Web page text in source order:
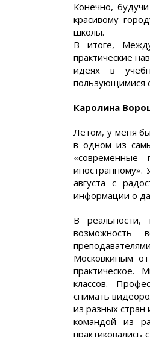
Конечно,
красивому
школы.
В итоге,
практические
идеях в
пользующимися
Каролина
Летом, у меня
в одном из
«современные
августа с
информации о
В
возможность
Московкиным
классов.
снимать
из разных стран
командой из
практиковались